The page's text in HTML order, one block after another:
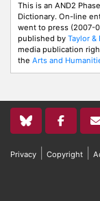
This is an AND2
Dictionary. On-line
went to press (2007-
published by Taylor &
media publication
the Arts and
Privacy Copyright